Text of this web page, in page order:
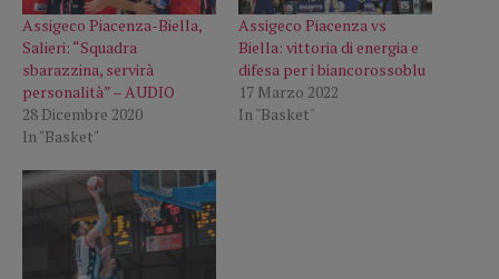
Assigeco Piacenza-Biella,
Salieri: “Squadra
sbarazzina, servirà
personalità” – AUDIO
28 Dicembre 2020
In "Basket"
Assigeco Piacenza vs
Biella: vittoria di energia e
difesa per i biancorossoblu
17 Marzo 2022
In "Basket"